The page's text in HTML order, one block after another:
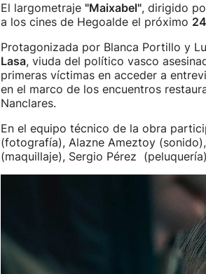
El largometraje "Maixabel", dirigido
a los cines de Hegoalde el próximo
Protagonizada por Blanca Portillo y
Lasa, viuda del político vasco
primeras víctimas en acceder a
en el marco de los encuentros
Nanclares.
En el equipo técnico de la obra
(fotografía), Alazne Ameztoy
(maquillaje), Sergio Pérez